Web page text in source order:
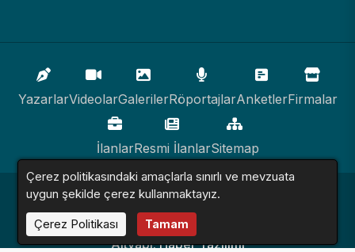
YazarlarVideolarGalerilerRöportajlarAnketlerFirmalar
İlanlarResmi İlanlarSitemap
Haber Sitesi © 2016 - 2024. Tüm Hakları Saklıdır.
Altyapı:Haber Yazılımı
Çerez politikasındaki amaçlarla sınırlı ve mevzuata
uygun şekilde çerez kullanmaktayız.
Çerez Politikası
Tamam